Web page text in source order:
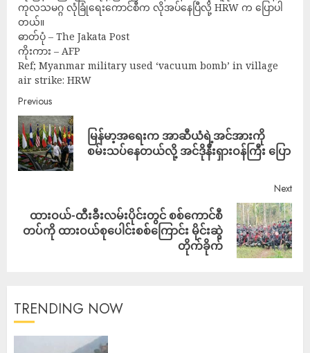
ကုလသမဂ္ဂ လုံခြုံရေးကောင်စီက လိုအပ်နေပြီလို့ HRW က ပြောပါ
တယ်။
ဓာတ်ပုံ – The Jakata Post
ကိုးကား – AFP
Ref; Myanmar military used ‘vacuum bomb’ in village
air strike: HRW
Previous
မြန်မာ့အရေးက အာဆီယံရဲ့အင်အားကို
စမ်းသပ်နေတယ်လို့ အင်ဒိုနီးရှားဝန်ကြီး ပြော
Next
ထားဝယ်-ထီးခီးလမ်းပိုင်းတွင် စစ်ကောင်စီ
တပ်ကို ထားဝယ်စုပေါင်းစစ်ကြောင်း မိုင်းဆွဲ
တိုက်ခိုက်
TRENDING NOW